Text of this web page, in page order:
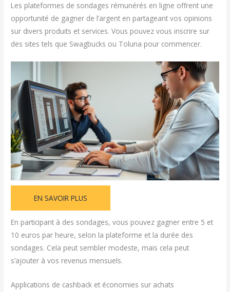
Les plateformes de sondages rémunérés en ligne offrent une
opportunité de gagner de l’argent en partageant vos opinions
sur divers produits et services. Vous pouvez vous inscrire sur
des sites tels que Swagbucks ou Toluna pour commencer.
EN SAVOIR PLUS
En participant à des sondages, vous pouvez gagner entre 5 et
10 euros par heure, selon la plateforme et la durée des
sondages. Cela peut sembler modeste, mais cela peut
s’ajouter à vos revenus mensuels.
Applications de cashback et économies sur achats